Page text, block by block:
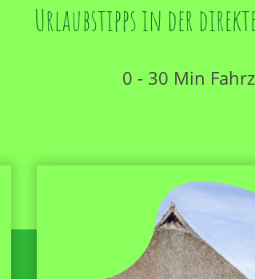
Urlaubstipps in der
0 - 30 Min